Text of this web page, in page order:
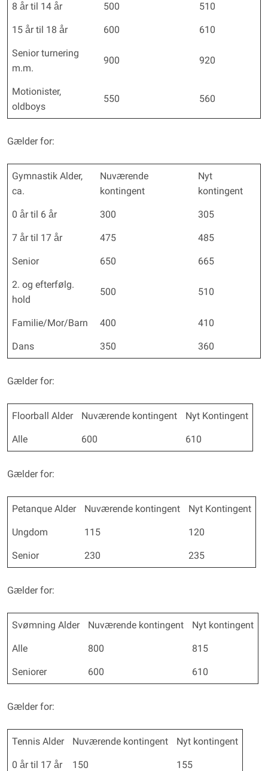
8 år til 14 år 500 510
15 år til 18 år 600 610
Senior turnering
m.m.
900 920
Motionister,
oldboys
550 560
Gælder for:
Gymnastik Alder,
ca.
Nuværende
kontingent
Nyt
kontingent
0 år til 6 år 300 305
7 år til 17 år 475 485
Senior 650 665
2. og efterfølg.
hold
500 510
Familie/Mor/Barn 400 410
Dans 350 360
Gælder for:
Floorball Alder Nuværende kontingent Nyt Kontingent
Alle 600 610
Gælder for:
Petanque Alder Nuværende kontingent Nyt Kontingent
Ungdom 115 120
Senior 230 235
Gælder for:
Svømning Alder Nuværende kontingent Nyt kontingent
Alle 800 815
Seniorer 600 610
Gælder for:
Tennis Alder Nuværende kontingent Nyt kontingent
0 år til 17 år 150 155